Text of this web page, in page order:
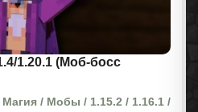
1.20.1 (Моб-босс
/ Мобы / 1.15.2 / 1.16.1 /